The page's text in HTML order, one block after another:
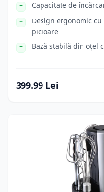
Capacitate de
Design ergonomic
picioare
Bază stabilă din oțel
399.99 Lei